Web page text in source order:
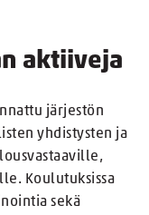
aktiiveja
järjestön
yhdistysten ja
Koulutuksissa
sekä